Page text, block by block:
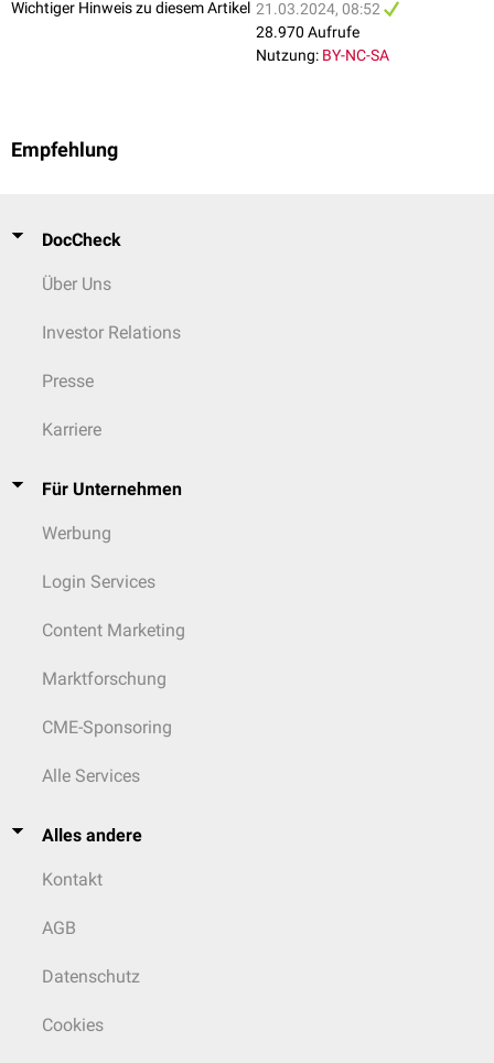
Wichtiger Hinweis zu diesem Artikel 21.03.2024, 08:52
28.970 Aufrufe
Nutzung: BY-NC-SA
Empfehlung
DocCheck
Über Uns
Investor Relations
Presse
Karriere
Für Unternehmen
Werbung
Login Services
Content Marketing
Marktforschung
CME-Sponsoring
Alle Services
Alles andere
Kontakt
AGB
Datenschutz
Cookies